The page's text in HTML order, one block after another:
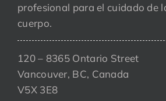
profesional para el cuidado de
cuerpo.
120 – 8365 Ontario Street
Vancouver, BC, Canada
V5X 3E8